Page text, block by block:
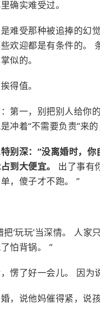
确实难受过。
难受那种被追捧的幻
欢迎都是有条件的。
似的。
得值。
第一，别把别人给你
冲着“不需要负责”来的
别深：“没离婚时，
到大便宜。 出了事有
，傻子才不跑。 ”
‘玩玩’当深情。 人
怕背锅。 ”
愣了好一会儿。 因为
，说他妈催得紧，说